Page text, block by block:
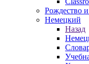
Рождество
Немецкий
Назад